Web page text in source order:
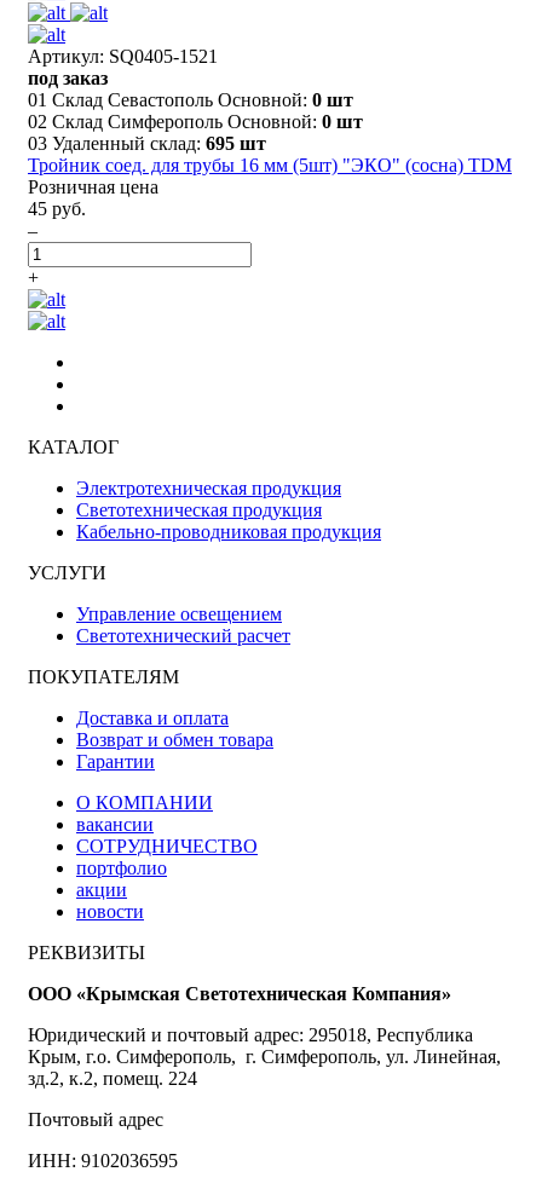
Артикул: SQ0405-1521
под заказ
01 Склад Севастополь Основной: 0 шт
02 Склад Симферополь Основной: 0 шт
03 Удаленный склад: 695 шт
Тройник соед. для трубы 16 мм (5шт) "ЭКО" (сосна) TDM
Розничная цена
45 руб.
–
+
КАТАЛОГ
Электротехническая продукция
Светотехническая продукция
Кабельно-проводниковая продукция
УСЛУГИ
Управление освещением
Светотехнический расчет
ПОКУПАТЕЛЯМ
Доставка и оплата
Возврат и обмен товара
Гарантии
О КОМПАНИИ
вакансии
СОТРУДНИЧЕСТВО
портфолио
акции
новости
РЕКВИЗИТЫ
ООО «Крымская Светотехническая Компания»
Юридический и почтовый адрес: 295018, Республика
Крым, г.о. Симферополь, г. Симферополь, ул. Линейная,
зд.2, к.2, помещ. 224
Почтовый адрес
ИНН: 9102036595